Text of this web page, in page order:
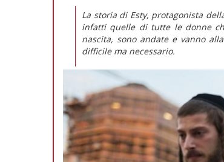
La storia di Esty, protagonista
infatti quelle di tutte le donne
nascita, sono andate e vanno
difficile ma necessario.